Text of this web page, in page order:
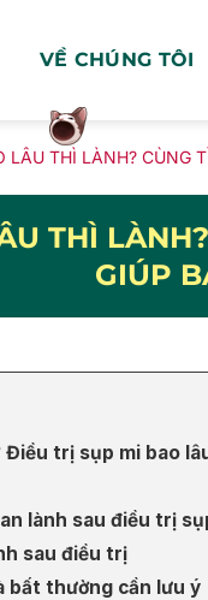
VỀ CHÚNG TÔI
LÂU THÌ LÀNH? CÙNG
THÌ
GIÚP
Điều trị sụp mi bao
lành sau điều trị
sau điều trị
bất thường cần lưu ý